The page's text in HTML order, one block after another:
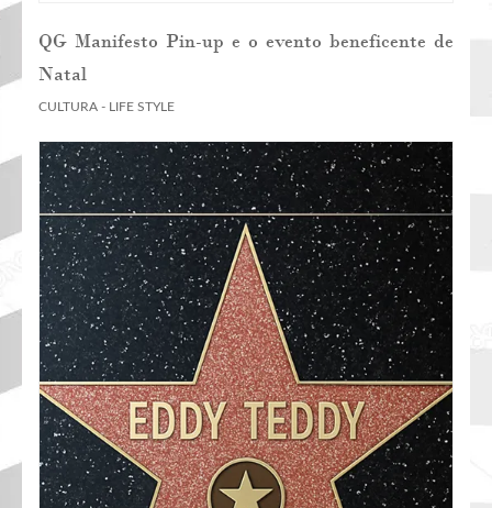
QG Manifesto Pin-up e o evento beneficente de
Natal
CULTURA - LIFE STYLE